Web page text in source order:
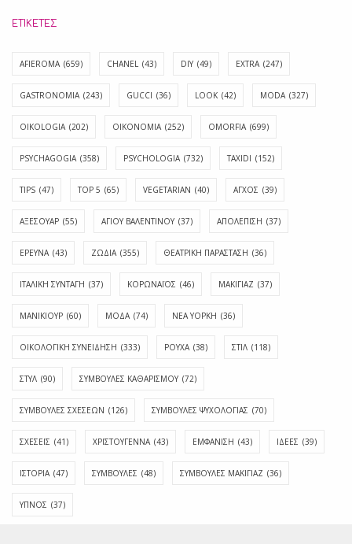
ΕΤΙΚΈΤΕΣ
AFIEROMA (659) CHANEL (43) DIY (49) EXTRA (247)
GASTRONOMIA (243) GUCCI (36) LOOK (42) MODA (327)
OIKOLOGIA (202) OIKONOMIA (252) OMORFIA (699)
PSYCHAGOGIA (358) PSYCHOLOGIA (732) TAXIDI (152)
TIPS (47) TOP 5 (65) VEGETARIAN (40) ΑΓΧΟΣ (39)
ΑΞΕΣΟΥΑΡ (55) ΑΓΊΟΥ ΒΑΛΕΝΤΊΝΟΥ (37) ΑΠΟΛΈΠΙΣΗ (37)
ΕΡΕΥΝΑ (43) ΖΩΔΙΑ (355) ΘΕΑΤΡΙΚΗ ΠΑΡΑΣΤΑΣΗ (36)
ΙΤΑΛΙΚΗ ΣΥΝΤΑΓΗ (37) ΚΟΡΩΝΑΪΟΣ (46) ΜΑΚΙΓΙΑΖ (37)
ΜΑΝΙΚΙΟΥΡ (60) ΜΟΔΑ (74) ΝΕΑ ΥΟΡΚΗ (36)
ΟΙΚΟΛΟΓΙΚΗ ΣΥΝΕΙΔΗΣΗ (333) ΡΟΥΧΑ (38) ΣΤΙΛ (118)
ΣΤΥΛ (90) ΣΥΜΒΟΥΛΕΣ ΚΑΘΑΡΙΣΜΟΥ (72)
ΣΥΜΒΟΥΛΕΣ ΣΧΕΣΕΩΝ (126) ΣΥΜΒΟΥΛΕΣ ΨΥΧΟΛΟΓΙΑΣ (70)
ΣΧΕΣΕΙΣ (41) ΧΡΙΣΤΟΥΓΕΝΝΑ (43) ΕΜΦΆΝΙΣΗ (43) ΙΔΈΕΣ (39)
ΙΣΤΟΡΊΑ (47) ΣΥΜΒΟΥΛΈΣ (48) ΣΥΜΒΟΥΛΈΣ ΜΑΚΙΓΙΆΖ (36)
ΎΠΝΟΣ (37)